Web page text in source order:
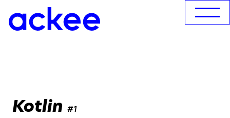
Kotlin #1